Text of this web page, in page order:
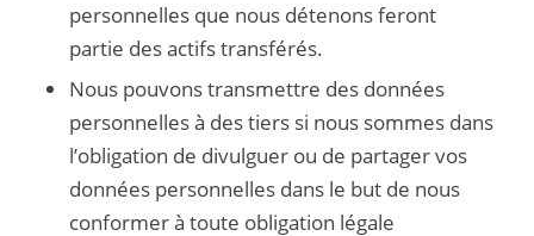
personnelles que nous détenons feront
partie des actifs transférés.
Nous pouvons transmettre des données
personnelles à des tiers si nous sommes dans
l’obligation de divulguer ou de partager vos
données personnelles dans le but de nous
conformer à toute obligation légale